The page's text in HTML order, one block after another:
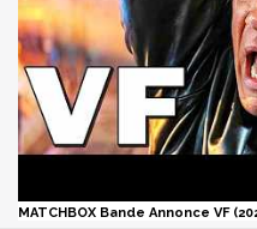
MATCHBOX Bande Annonce VF